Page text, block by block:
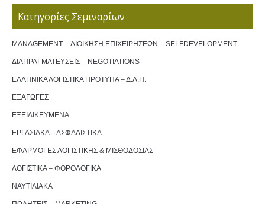
Κατηγορίες Σεμιναρίων
MANAGEMENT – ΔΙΟΙΚΗΣΗ ΕΠΙΧΕΙΡΗΣΕΩΝ – SELFDEVELOPMENT
ΔΙΑΠΡΑΓΜΑΤΕΥΣΕΙΣ – NEGOTIATIONS
ΕΛΛΗΝΙΚΑ ΛΟΓΙΣΤΙΚΑ ΠΡΟΤΥΠΑ – Δ.Λ.Π.
ΕΞΑΓΩΓΕΣ
ΕΞΕΙΔΙΚΕΥΜΕΝΑ
ΕΡΓΑΣΙΑΚΑ – ΑΣΦΑΛΙΣΤΙΚΑ
ΕΦΑΡΜΟΓΕΣ ΛΟΓΙΣΤΙΚΗΣ & ΜΙΣΘΟΔΟΣΙΑΣ
ΛΟΓΙΣΤΙΚΑ – ΦΟΡΟΛΟΓΙΚΑ
ΝΑΥΤΙΛΙΑΚΑ